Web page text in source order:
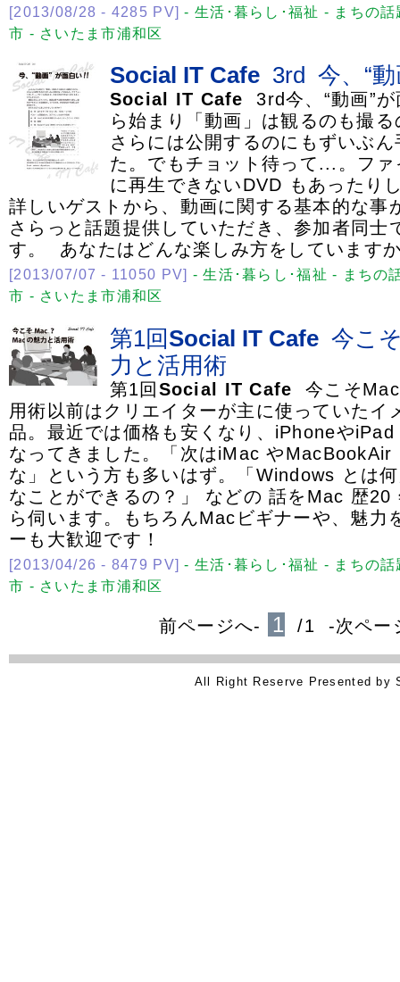
[2013/08/28 - 4285 PV] - 生活･暮らし･福祉 - まちの
市 - さいたま市浦和区
Social IT Cafe3rd 今、“動
Social IT Cafe 3rd今、“動画”
ら始まり「動画」は観るのも撮
さらには公開するのにもずいぶ
た。でもチョット待って...。フ
に再生できないDVD もあったり
詳しいゲストから、動画に関する基本的な事
さらっと話題提供していただき、参加者同士
す。 あなたはどんな楽しみ方をしています
[2013/07/07 - 11050 PV] - 生活･暮らし･福祉 - まちの
市 - さいたま市浦和区
第1回Social IT Cafe今こそ
力と活用術
第1回 Social IT Cafe 今こそ
用術以前はクリエイターが主に使っていたイ
品。最近では価格も安くなり、iPhoneや
なってきました。「次はiMac やMacBookAir
な」という方も多いはず。「Windows とは
なことができるの？」 などの 話をMac 歴20
ら伺います。もちろんMacビギナーや、魅力
ーも大歓迎です！
[2013/04/26 - 8479 PV] - 生活･暮らし･福祉 - まちの
市 - さいたま市浦和区
前ページへ- 1 /1 -次ペー
All Right Reserve Presented by